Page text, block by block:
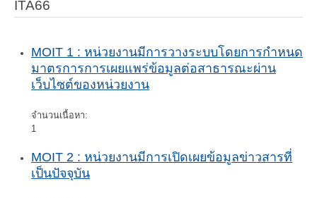
ITA66
MOIT 1 : หน่วยงานมีการวางระบบโดยการกำหนด
มาตรการการเผยแพร่ข้อมูลต่อสาธารณะผ่าน
เว็บไซต์ของหน่วยงาน
จำนวนเนื้อหา:
1
MOIT 2 : หน่วยงานมีการเปิดเผยข้อมูลข่าวสารที่
เป็นปัจจุบัน